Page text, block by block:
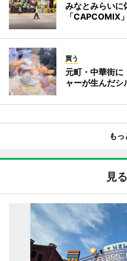
みなとみらいに
「CAPCOMIX」
買う
元町・中華街
ャーが生んだシ
もっ
見